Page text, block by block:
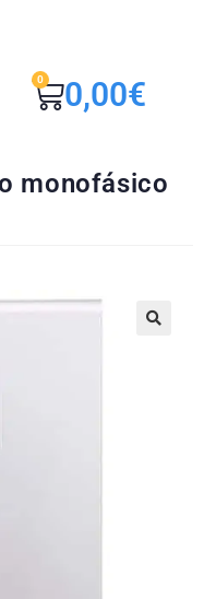
0,00€
0
monofásico